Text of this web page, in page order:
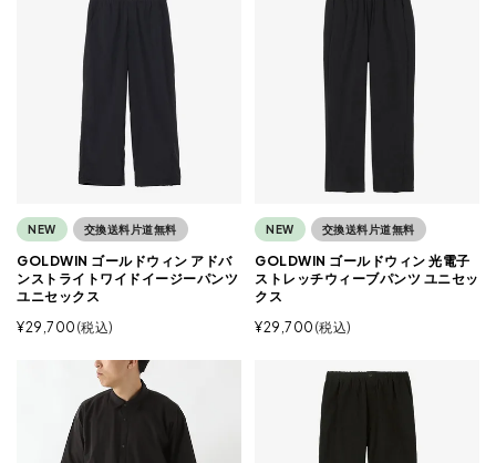
NEW 交換送料片道無料
GOLDWIN ゴールドウィン アドバ
ンストライトワイドイージーパンツ
ユニセックス
¥29,700 税込
NEW 交換送料片道無料
GOLDWIN ゴールドウィン 光電子
ストレッチウィーブパンツ ユニセッ
クス
¥29,700 税込